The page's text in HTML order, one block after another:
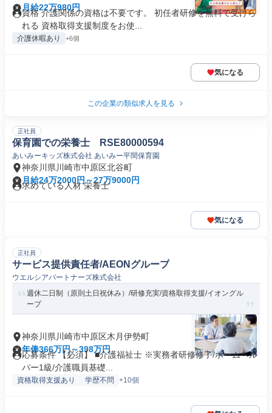
月給22万980円
資格 介護関係の資格は不要です。 初任者研修を無料で受けら
れる 資格取得支援制度をお使...
介護休暇あり +6個
気になる
この企業の類似求人を見る
正社員
保育園での栄養士 RSE80000594
あいみーキッズ株式会社 あいみー平間保育園
神奈川県川崎市中原区北谷町
月給24万2000円～27万9000円
求めている人材 栄養士
気になる
正社員
サービス提供責任者/AEONグループ
ウエルシアパートナーズ株式会社
週休二日制（原則土日祝休み）/研修充実/資格取得支援/イオングル
ープ
神奈川県川崎市中原区木月伊勢町
年俸366万円～398万円
応募条件 【必須】 ■介護福祉士 ※実務者研修修了/ホームヘル
パー1級/介護職員基礎...
資格取得支援あり 学歴不問 +10個